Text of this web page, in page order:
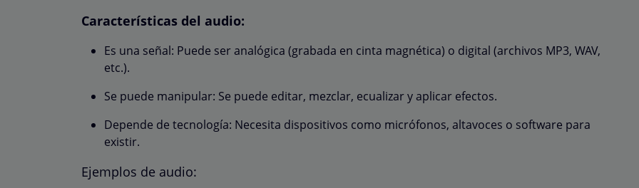
Características del audio:
Es una señal: Puede ser analógica (grabada en cinta magnética) o digital (archivos MP3, WAV,
etc.).
Se puede manipular: Se puede editar, mezclar, ecualizar y aplicar efectos.
Depende de tecnología: Necesita dispositivos como micrófonos, altavoces o software para
existir.
Ejemplos de audio: